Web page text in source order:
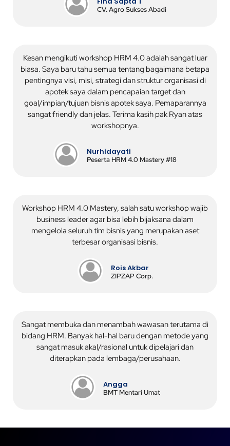
CV. Agro Sukses Abadi
Kesan mengikuti workshop HRM 4.0 adalah sangat luar
biasa. Saya baru tahu semua tentang bagaimana betapa
pentingnya visi, misi, strategi dan struktur organisasi di
apotek saya dalam pencapaian target dan
goal/impian/tujuan bisnis apotek saya. Pemaparannya
sangat friendly dan jelas. Terima kasih pak Ryan atas
workshopnya.
Nurhidayati
Peserta HRM 4.0 Mastery #18
Workshop HRM 4.0 Mastery, salah satu workshop wajib
business leader agar bisa lebih bijaksana dalam
mengelola seluruh tim bisnis yang merupakan aset
terbesar organisasi bisnis.
Rois Akbar
ZIPZAP Corp.
Sangat membuka dan menambah wawasan terutama di
bidang HRM. Banyak hal-hal baru dengan metode yang
sangat masuk akal/rasional untuk dipelajari dan
diterapkan pada lembaga/perusahaan.
Angga
BMT Mentari Umat